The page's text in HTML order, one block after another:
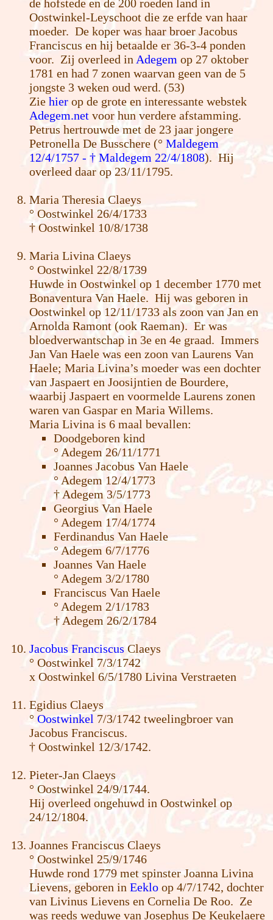
de hofstede en de 200 roeden land in
Oostwinkel-Leyschoot die ze erfde van haar
moeder. De koper was haar broer Jacobus
Franciscus en hij betaalde er 36-3-4 ponden
voor. Zij overleed in Adegem op 27 oktober
1781 en had 7 zonen waarvan geen van de 5
jongste 3 weken oud werd. (53)
Zie hier op de grote en interessante webstek
Adegem.net voor hun verdere afstamming.
Petrus hertrouwde met de 23 jaar jongere
Petronella De Busschere (° Maldegem
12/4/1757 - † Maldegem 22/4/1808). Hij
overleed daar op 23/11/1795.
Maria Theresia Claeys
° Oostwinkel 26/4/1733
† Oostwinkel 10/8/1738
Maria Livina Claeys
° Oostwinkel 22/8/1739
Huwde in Oostwinkel op 1 december 1770 met
Bonaventura Van Haele. Hij was geboren in
Oostwinkel op 12/11/1733 als zoon van Jan en
Arnolda Ramont (ook Raeman). Er was
bloedverwantschap in 3e en 4e graad. Immers
Jan Van Haele was een zoon van Laurens Van
Haele; Maria Livina’s moeder was een dochter
van Jaspaert en Joosijntien de Bourdere,
waarbij Jaspaert en voormelde Laurens zonen
waren van Gaspar en Maria Willems.
Maria Livina is 6 maal bevallen:
Doodgeboren kind
° Adegem 26/11/1771
Joannes Jacobus Van Haele
° Adegem 12/4/1773
† Adegem 3/5/1773
Georgius Van Haele
° Adegem 17/4/1774
Ferdinandus Van Haele
° Adegem 6/7/1776
Joannes Van Haele
° Adegem 3/2/1780
Franciscus Van Haele
° Adegem 2/1/1783
† Adegem 26/2/1784
Jacobus Franciscus Claeys
° Oostwinkel 7/3/1742
x Oostwinkel 6/5/1780 Livina Verstraeten
Egidius Claeys
° Oostwinkel 7/3/1742 tweelingbroer van
Jacobus Franciscus.
† Oostwinkel 12/3/1742.
Pieter-Jan Claeys
° Oostwinkel 24/9/1744.
Hij overleed ongehuwd in Oostwinkel op
24/12/1804.
Joannes Franciscus Claeys
° Oostwinkel 25/9/1746
Huwde rond 1779 met spinster Joanna Livina
Lievens, geboren in Eeklo op 4/7/1742, dochter
van Livinus Lievens en Cornelia De Roo. Ze
was reeds weduwe van Josephus De Keukelaere